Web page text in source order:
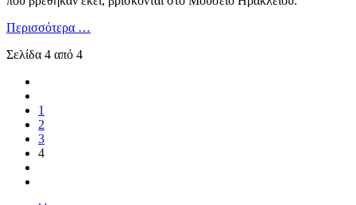
Περισσότερα …
Σελίδα 4 από 4
1
2
3
4